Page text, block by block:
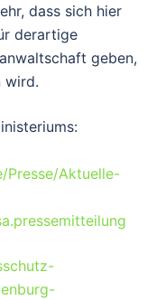
dass sich hier
derartige
geben,
wird.
Presse/Aktuelle-